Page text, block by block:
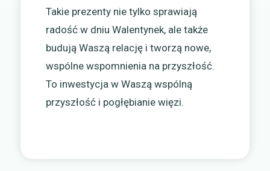
Takie prezenty nie tylko sprawiają
radość w dniu Walentynek, ale także
budują Waszą relację i tworzą nowe,
wspólne wspomnienia na przyszłość.
To inwestycja w Waszą wspólną
przyszłość i pogłębianie więzi.